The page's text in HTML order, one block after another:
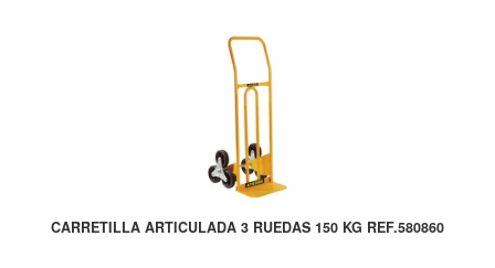
CARRETILLA ARTICULADA 3 RUEDAS 150 KG REF.580860